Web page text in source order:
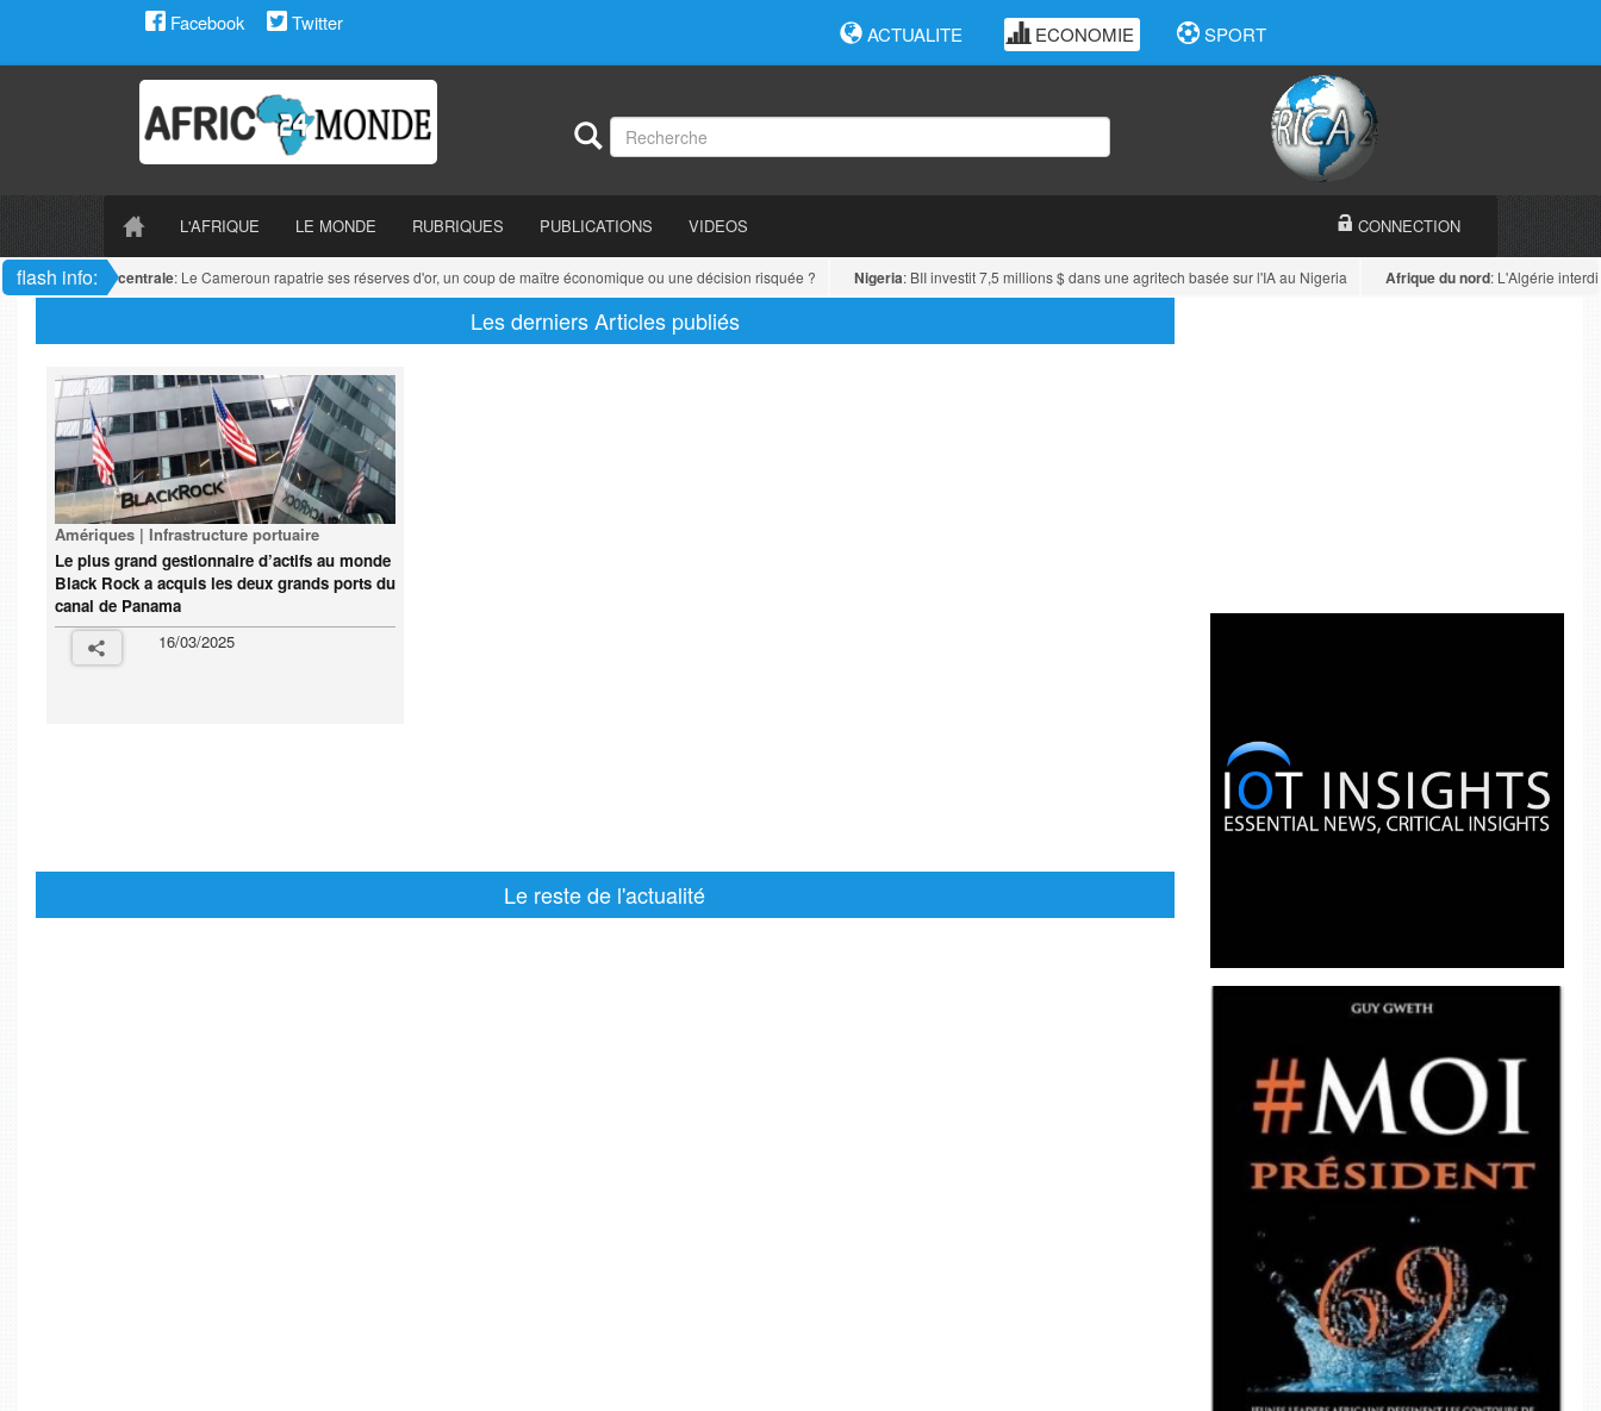
Facebook Twitter ACTUALITE ECONOMIE SPORT
L'AFRIQUE LE MONDE RUBRIQUES PUBLICATIONS VIDEOS CONNECTION
flash info:
Afrique centrale: Le Cameroun rapatrie ses réserves d'or, un coup de maître économique ou une décision risquée ? Nigeria: BII investit 7,5 millions $ dans une agritech basée sur l'IA au Nigeria Afrique du nord: L'Algérie interdit
Les derniers Articles publiés
Amériques | Infrastructure portuaire
Le plus grand gestionnaire d’actifs au monde
Black Rock a acquis les deux grands ports du
canal de Panama
16/03/2025
Le reste de l'actualité